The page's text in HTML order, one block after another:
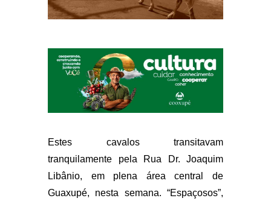
Estes cavalos transitavam
tranquilamente pela Rua Dr. Joaquim
Libânio, em plena área central de
Guaxupé, nesta semana. “Espaçosos”,